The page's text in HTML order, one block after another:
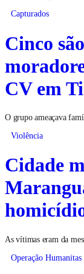
Capturados
Cinco
CV em
O grupo ameaçava
Violência
Cidade
As vítimas eram da
Operação Humanitas